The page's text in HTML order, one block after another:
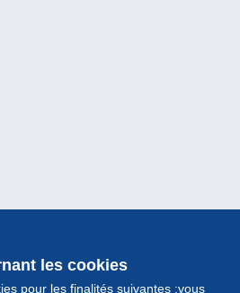
les cookies
pour les finalités suivantes :vous